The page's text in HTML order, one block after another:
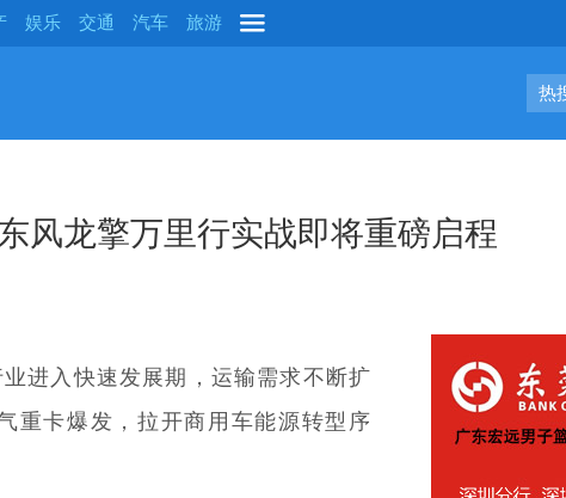
娱乐 交通 汽车 旅游
热
风龙擎万里行实战即将重磅启程
进入快速发展期，运输需求不断扩
重卡爆发，拉开商用车能源转型序